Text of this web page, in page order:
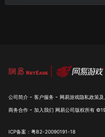
公司简介 - 客户服务 - 网易游戏隐私政策
商务合作 - 加入我们 网易公司版权所有
ICP备案：粤B2-20090191-18